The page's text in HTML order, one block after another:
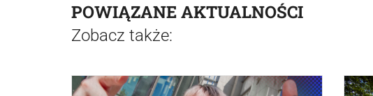
POWIĄZANE AKTUALNOŚCI
Zobacz także: